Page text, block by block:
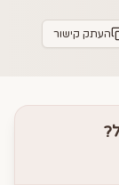
העתק קישור
?